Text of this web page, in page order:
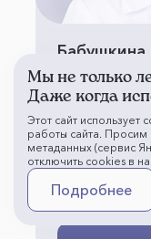
Бабушкина
Врач-
Стаж - 28
Отзывы -
Первичный
Мы не только
Даже когда
Этот сайт использует
работы сайта. Просим
метаданных (сервис
отключить cookies в
Подробнее